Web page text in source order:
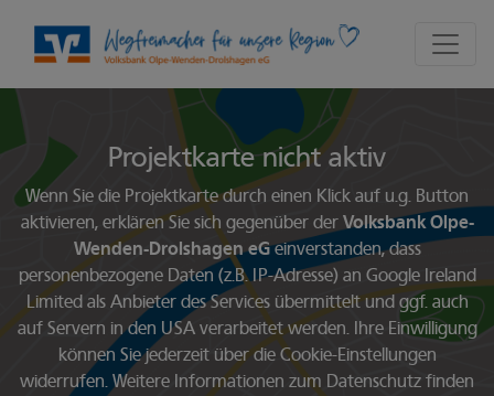
Seite
Projekte entdecken
Projekte entdecken
Karte überspringen und zum Abschnitt der Projektkacheln
Diese Karte zeigt die Standorte der Projekte an. Verwenden
Projektkarte nicht aktiv
Wenn Sie die Projektkarte durch einen Klick auf u.g. Button
aktivieren, erklären Sie sich gegenüber der Volksbank Olpe-
Wenden-Drolshagen eGeinverstanden, dass
personenbezogene Daten (z.B. IP-Adresse) an Google Ireland
Limited als Anbieter des Services übermittelt und ggf. auch
auf Servern in den USA verarbeitet werden. Ihre Einwilligung
können Sie jederzeit über die Cookie-Einstellungen
widerrufen. Weitere Informationen zum Datenschutz finden